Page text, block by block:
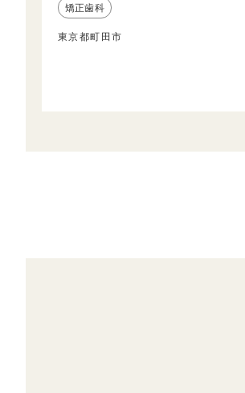
矯正歯科
東京都町田市